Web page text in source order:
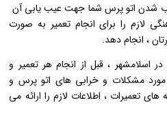
شدن اتو پرس شما جهت عیب یابی آن
لازم را برای انجام تعمیر به صورت
، انجام دهد.
اسلامشهر ، قبل از انجام هر تعمیر و
مشکلات و خرابی های اتو پرس و
تعمیرات ، اطلاعات لازم را ارائه می